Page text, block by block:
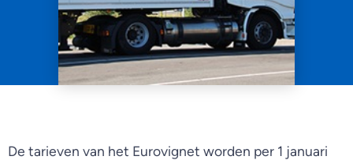
De tarieven van het Eurovignet worden per 1 januari